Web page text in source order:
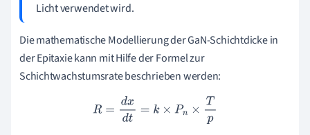
Licht verwendet wird.
Die mathematische Modellierung der GaN-Schichtdicke in
der Epitaxie kann mit Hilfe der Formel zur
Schichtwachstumsrate beschrieben werden:
R=dx dt= k×P n×T p